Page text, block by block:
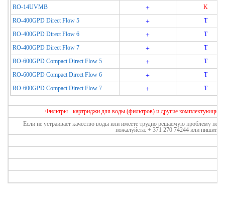
RO-14UVMB
+
K
RO-400GPD Direct Flow 5
+
T
RO-400GPD Direct Flow 6
+
T
RO-400GPD Direct Flow 7
+
T
RO-600GPD Compact Direct Flow 5
+
T
RO-600GPD Compact Direct Flow 6
+
T
RO-600GPD Compact Direct Flow 7
+ T
Фильтры - картриджи для воды (фильтров) и другие комплектующие
Если не устраивает качество воды или имеете трудно решаемую проблему по
пожалуйста: + 371 270 74244 или пишите: